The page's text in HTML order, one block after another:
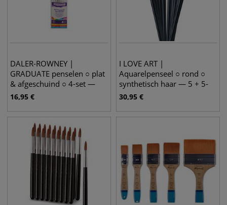
DALER-ROWNEY |
GRADUATE penselen ○ plat
& afgeschuind ○ 4-set —
synthetisch haar
16,95 €
I LOVE ART |
Aquarelpenseel ○ rond ○
synthetisch haar — 5 + 5-
set
30,95 €